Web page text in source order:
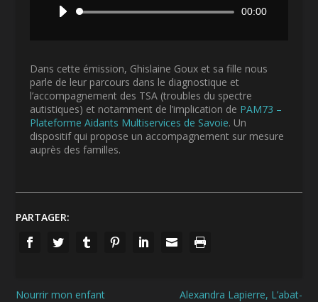
Lecteur
00:00
Dans cette émission, Ghislaine Goux et sa fille nous
parle de leur parcours dans le diagnostique et
l’accompagnement des TSA (troubles du spectre
autistiques) et notamment de l’implication de PAM73 –
Plateforme Aidants Multiservices de Savoie. Un
dispositif qui propose un accompagnement sur mesure
auprès des familles.
PARTAGER:
Nourrir mon enfant
Alexandra Lapierre, L’abat-